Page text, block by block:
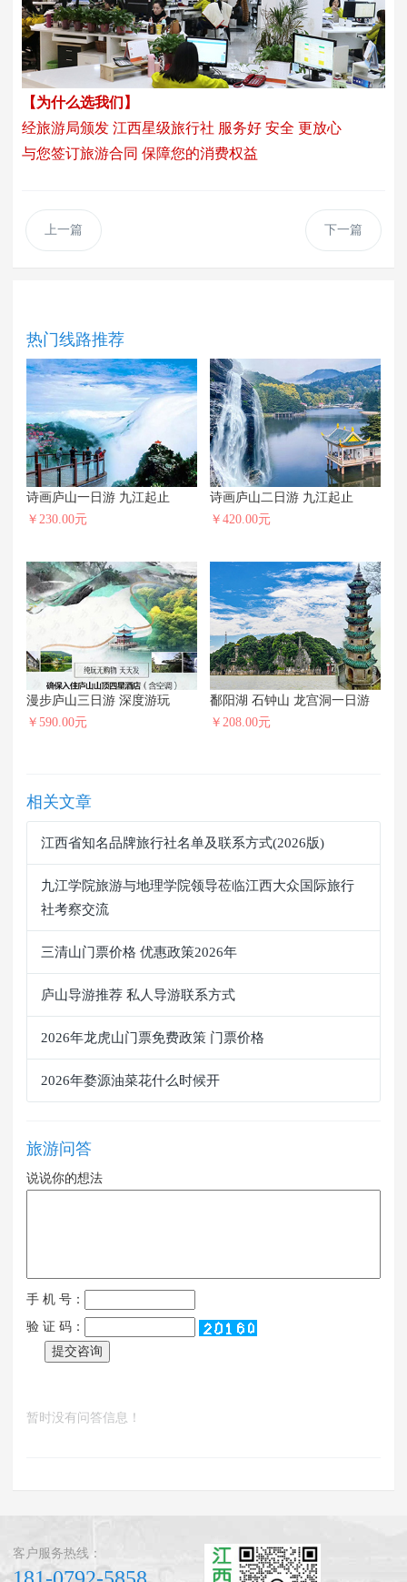
【为什么选我们】
经旅游局颁发 江西星级旅行社 服务好 安全 更放心
与您签订旅游合同 保障您的消费权益
上一篇 下一篇
热门线路推荐
诗画庐山一日游 九江起止
￥230.00元
诗画庐山二日游 九江起止
￥420.00元
漫步庐山三日游 深度游玩
￥590.00元
鄱阳湖 石钟山 龙宫洞一日游
￥208.00元
相关文章
江西省知名品牌旅行社名单及联系方式(2026版)
九江学院旅游与地理学院领导莅临江西大众国际旅行
社考察交流
三清山门票价格 优惠政策2026年
庐山导游推荐 私人导游联系方式
2026年龙虎山门票免费政策 门票价格
2026年婺源油菜花什么时候开
旅游问答
说说你的想法
手 机 号：
验 证 码：
暂时没有问答信息！
客户服务热线：